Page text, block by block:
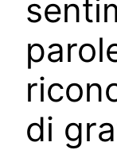
di